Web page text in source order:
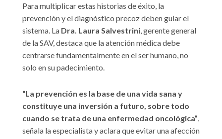
Para multiplicar estas historias de éxito, la
prevención y el diagnóstico precoz deben guiar el
sistema. La Dra. Laura Salvestrini, gerente general
de la SAV, destaca que la atención médica debe
centrarse fundamentalmente en el ser humano, no
solo en su padecimiento.
“La prevención es la base de una vida sana y
constituye una inversión a futuro, sobre todo
cuando se trata de una enfermedad oncológica”,
señala la especialista y aclara que evitar una afección